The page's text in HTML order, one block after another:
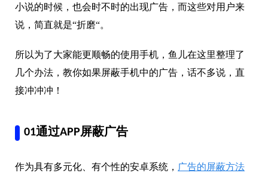
小说的时候，也会时不时的出现广告，而这些对用户来
说，简直就是“折磨“。
所以为了大家能更顺畅的使用手机，鱼儿在这里整理了
几个办法，教你如果屏蔽手机中的广告，话不多说，直
接冲冲冲！
01通过APP屏蔽广告
作为具有多元化、有个性的安卓系统， 广告的屏蔽方法